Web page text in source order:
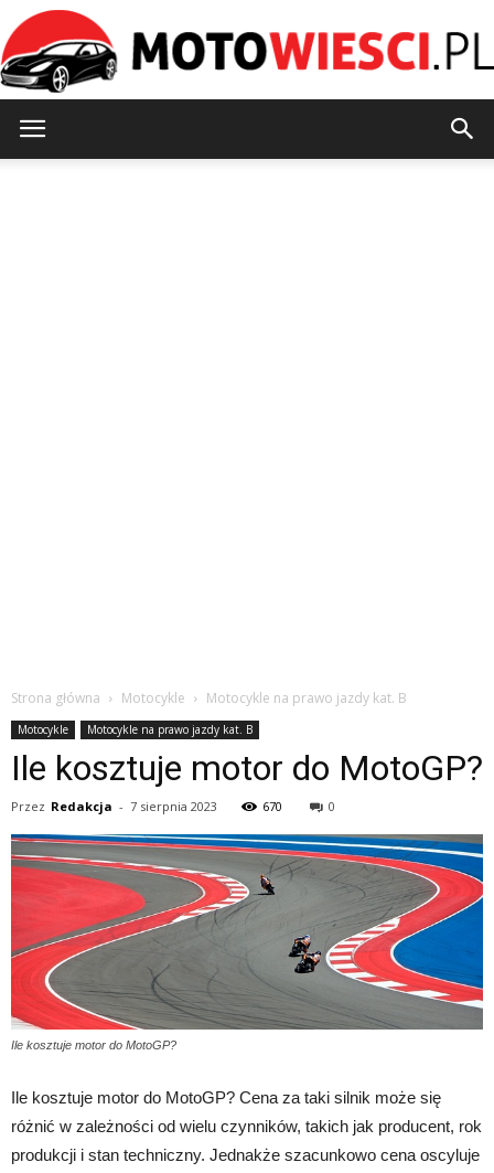
Strona główna Motocykle Motocykle na prawo jazdy kat. B
Motocykle Motocykle na prawo jazdy kat. B
Ile kosztuje motor do MotoGP?
Przez Redakcja - 7 sierpnia 2023 670 0
Ile kosztuje motor do MotoGP?
Ile kosztuje motor do MotoGP? Cena za taki silnik może się
różnić w zależności od wielu czynników, takich jak producent, rok
produkcji i stan techniczny. Jednakże szacunkowo cena oscyluje